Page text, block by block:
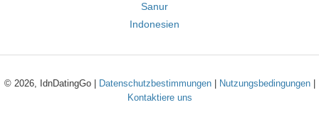
Sanur
Indonesien
© 2026, IdnDatingGo | Datenschutzbestimmungen| Nutzungsbedingungen|
Kontaktiere uns